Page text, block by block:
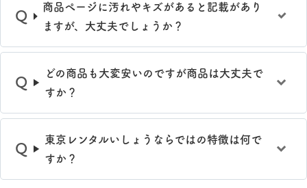
商品ぺージに汚れやキズがあると記載があり
ますが、大丈夫でしょうか？
どの商品も大変安いのですが商品は大丈夫で
すか？
東京レンタルいしょうならではの特徴は何で
すか？